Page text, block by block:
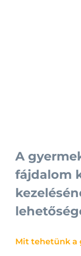
A
fájdalom
Mit tehetünk a